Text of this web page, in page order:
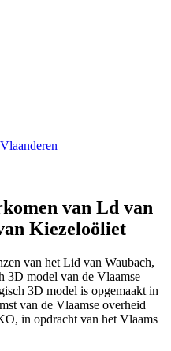
van Ld van
Kiezeloöliet
van het Lid van Waubach,
3D model van de Vlaamse
3D model is opgemaakt in
van de Vlaamse overheid
in opdracht van het Vlaams